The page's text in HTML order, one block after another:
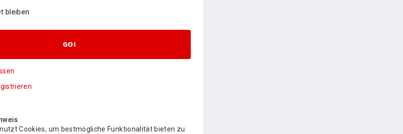
bleiben
GO!
Cookies, um bestmögliche Funktionalität bieten zu